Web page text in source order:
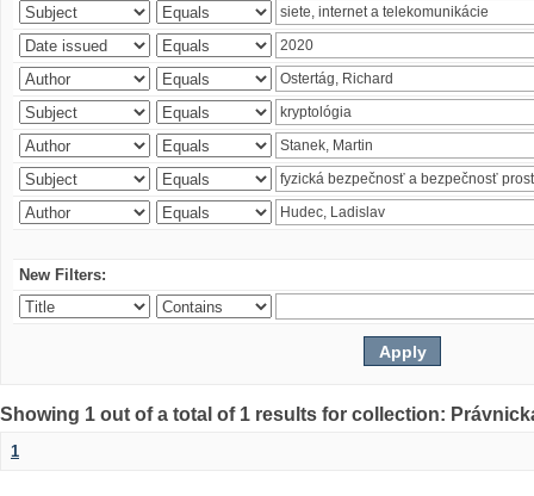
New Filters:
Showing 1 out of a total of 1 results for collection:
1